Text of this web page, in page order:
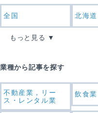
全国 北海道
もっと見る
業種から記事を探す
不動産業，リー
ス・レンタル業
飲食業